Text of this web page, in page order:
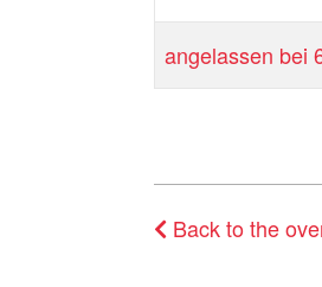
angelassen bei
Back to the